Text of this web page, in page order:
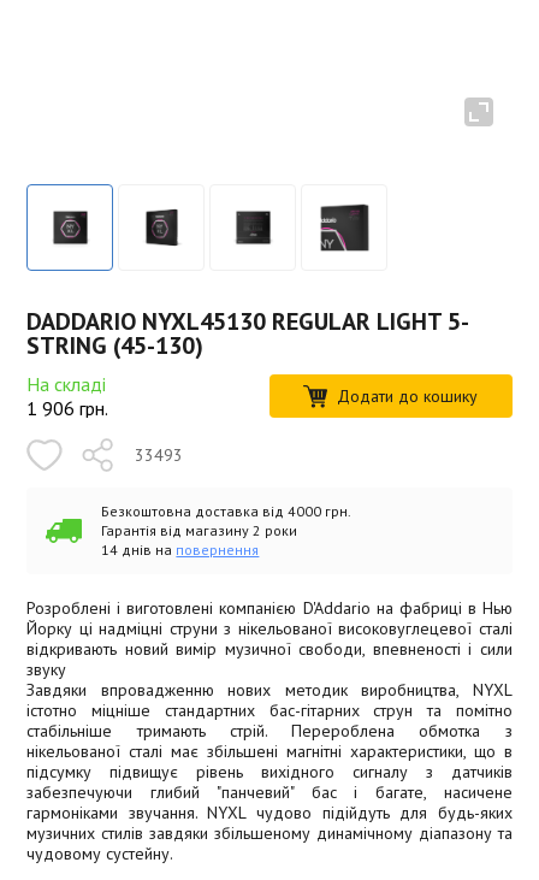
DADDARIO NYXL45130 REGULAR LIGHT 5-
STRING (45-130)
На складі
1 906 грн. Додати до кошику
33493
Безкоштовна доставка від 4000 грн.
Гарантія від магазину 2 роки
14 днів на повернення
Розроблені і виготовлені компанією D'Addario на фабриці в Нью
Йорку ці надміцні струни з нікельованої високовуглецевої сталі
відкривають новий вимір музичної свободи, впевненості і сили
звуку
Завдяки впровадженню нових методик виробництва, NYXL
істотно міцніше стандартних бас-гітарних струн та помітно
стабільніше тримають стрій. Перероблена обмотка з
нікельованої сталі має збільшені магнітні характеристики, що в
підсумку підвищує рівень вихідного сигналу з датчиків
забезпечуючи глибий "панчевий" бас і багате, насичене
гармоніками звучання. NYXL чудово підійдуть для будь-яких
музичних стилів завдяки збільшеному динамічному діапазону та
чудовому сустейну.